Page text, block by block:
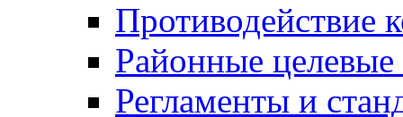
Противодействие
Районные
Регламенты и